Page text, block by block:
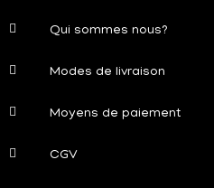
Qui sommes nous?
Modes de livraison
Moyens de paiement
CGV